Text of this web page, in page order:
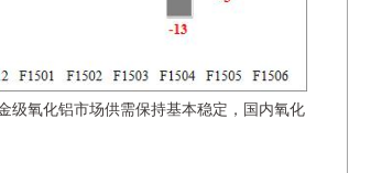
氧化铝市场供需保持基本稳定，国内氧化